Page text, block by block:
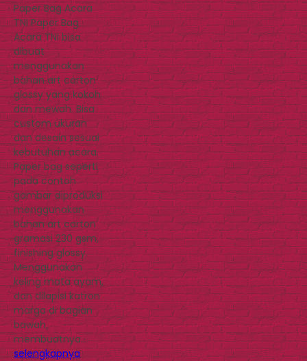
Paper Bag Acara
TNI Paper Bag
Acara TNI bisa
dibuat
menggunakan
bahan art carton
glossy yang kokoh
dan mewah. Bisa
custom ukuran
dan desain sesuai
kebutuhan acara.
Paper bag seperti
pada contoh
gambar diproduksi
menggunakan
bahan art carton
gramasi 230 gsm,
finishing glossy.
Menggunakan
keling mata ayam,
dan dilapisi katron
marga di bagian
bawah,
membuatnya…
selengkapnya